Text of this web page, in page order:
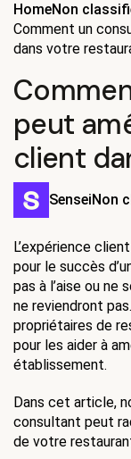
HomeNon
Comment un
dans votre
peut
client
SenseiNon
L’expérience
pour le succès
pas à l’aise ou ne
ne reviendront
propriétaires de
pour les aider à
établissement.
Dans cet article,
consultant peut
de votre